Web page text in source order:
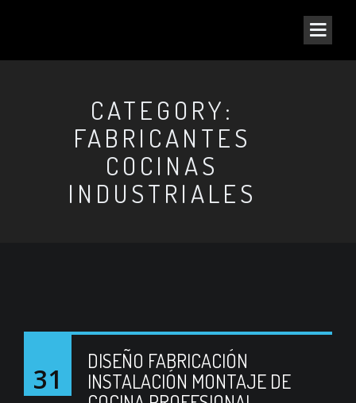
CATEGORY:
FABRICANTES
COCINAS
INDUSTRIALES
31
DISEÑO FABRICACIÓN
INSTALACIÓN MONTAJE DE